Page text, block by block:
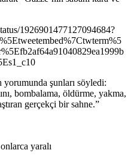
1926901477127094684?
şunları söyledi:
bombalama, öldürme, yakma,
gerçekçi bir sahne.”
yaralı